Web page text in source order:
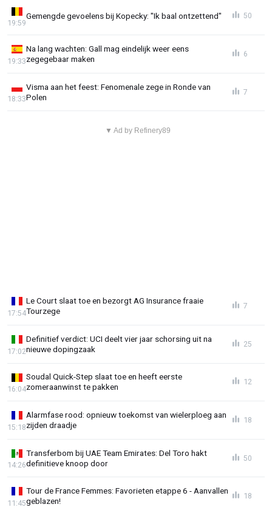
Gemengde gevoelens bij Kopecky: "Ik baal ontzettend"
19:59
50
Na lang wachten: Gall mag eindelijk weer eens
zegegebaar maken
19:33
6
Visma aan het feest: Fenomenale zege in Ronde van
Polen
18:33
7
▼ Ad by Refinery89
Le Court slaat toe en bezorgt AG Insurance fraaie
Tourzege
17:54
7
Definitief verdict: UCI deelt vier jaar schorsing uit na
nieuwe dopingzaak
17:02
25
Soudal Quick-Step slaat toe en heeft eerste
zomeraanwinst te pakken
16:04
12
Alarmfase rood: opnieuw toekomst van wielerploeg aan
zijden draadje
15:18
18
Transferbom bij UAE Team Emirates: Del Toro hakt
definitieve knoop door
14:26
50
Tour de France Femmes: Favorieten etappe 6 - Aanvallen
geblazen!
11:45
18